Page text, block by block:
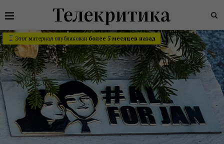
Этот материал опубликован более 5 месяцев назад